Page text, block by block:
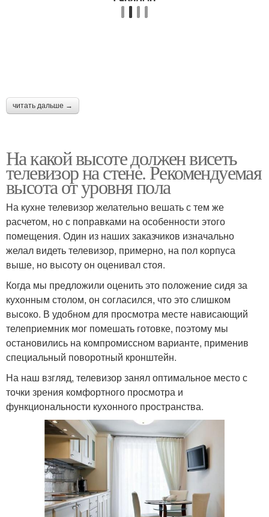
читать дальше →
На какой высоте должен висеть
телевизор на стене. Рекомендуемая
высота от уровня пола
На кухне телевизор желательно вешать с тем же
расчетом, но с поправками на особенности этого
помещения. Один из наших заказчиков изначально
желал видеть телевизор, примерно, на пол корпуса
выше, но высоту он оценивал стоя.
Когда мы предложили оценить это положение сидя за
кухонным столом, он согласился, что это слишком
высоко. В удобном для просмотра месте нависающий
телеприемник мог помешать готовке, поэтому мы
остановились на компромиссном варианте, применив
специальный поворотный кронштейн.
На наш взгляд, телевизор занял оптимальное место с
точки зрения комфортного просмотра и
функциональности кухонного пространства.